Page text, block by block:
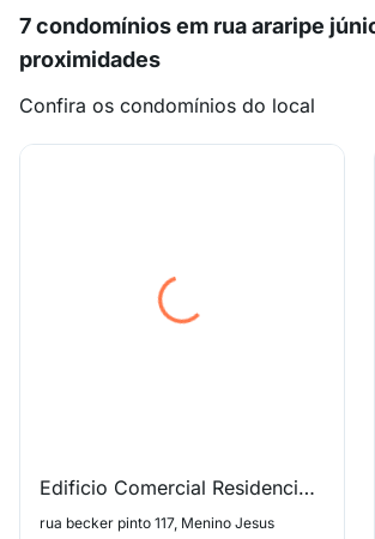
7 condomínios em rua araripe
proximidades
Confira os condomínios do local
Edificio Comercial Residencial Bela Vereda
rua becker pinto 117, Menino Jesus